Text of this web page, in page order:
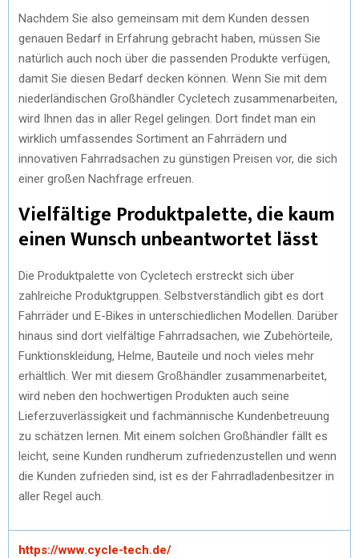
Nachdem Sie also gemeinsam mit dem Kunden dessen
genauen Bedarf in Erfahrung gebracht haben, müssen Sie
natürlich auch noch über die passenden Produkte verfügen,
damit Sie diesen Bedarf decken können. Wenn Sie mit dem
niederländischen Großhändler Cycletech zusammenarbeiten,
wird Ihnen das in aller Regel gelingen. Dort findet man ein
wirklich umfassendes Sortiment an Fahrrädern und
innovativen Fahrradsachen zu günstigen Preisen vor, die sich
einer großen Nachfrage erfreuen.
Vielfältige Produktpalette, die kaum
einen Wunsch unbeantwortet lässt
Die Produktpalette von Cycletech erstreckt sich über
zahlreiche Produktgruppen. Selbstverständlich gibt es dort
Fahrräder und E-Bikes in unterschiedlichen Modellen. Darüber
hinaus sind dort vielfältige Fahrradsachen, wie Zubehörteile,
Funktionskleidung, Helme, Bauteile und noch vieles mehr
erhältlich. Wer mit diesem Großhändler zusammenarbeitet,
wird neben den hochwertigen Produkten auch seine
Lieferzuverlässigkeit und fachmännische Kundenbetreuung
zu schätzen lernen. Mit einem solchen Großhändler fällt es
leicht, seine Kunden rundherum zufriedenzustellen und wenn
die Kunden zufrieden sind, ist es der Fahrradladenbesitzer in
aller Regel auch.
https://www.cycle-tech.de/